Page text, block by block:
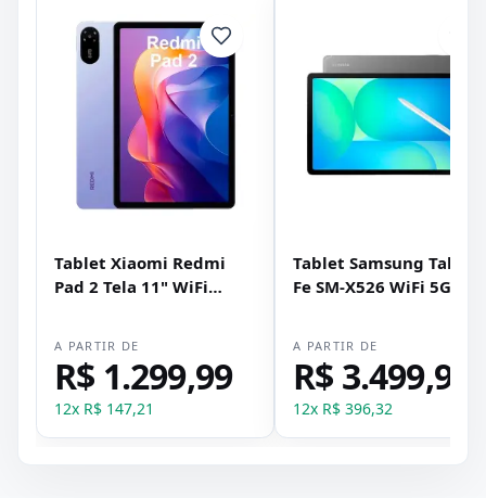
Tablet Xiaomi Redmi
Pad 2 Tela 11" WiFi
A PARTIR DE
R$ 1.299,99
12x R$ 147,21
Tablet Samsung Tab
Fe SM-X526 WiFi 5G
A PARTIR DE
R$ 3.499,99
12x R$ 396,32